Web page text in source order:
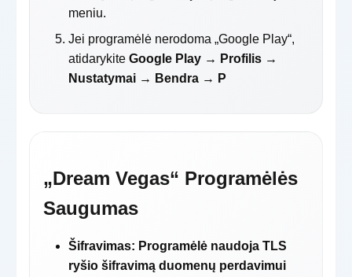
meniu.
Jei programėlė nerodoma „Google Play“,
atidarykite Google Play → Profilis →
Nustatymai → Bendra → P
„Dream Vegas“ Programėlės
Saugumas
Šifravimas: Programėlė naudoja TLS
ryšio šifravimą duomenų perdavimui